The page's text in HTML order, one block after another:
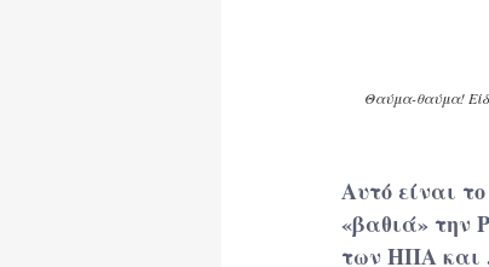
Θαύμα-θαύμα!
Αυτό είναι
«βαθιά» την
των ΗΠΑ και